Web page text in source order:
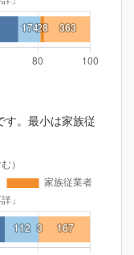
す。最小は家族従